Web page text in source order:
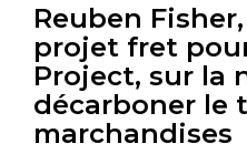
Reuben
projet fret
Project, sur la
décarboner le
marchandises